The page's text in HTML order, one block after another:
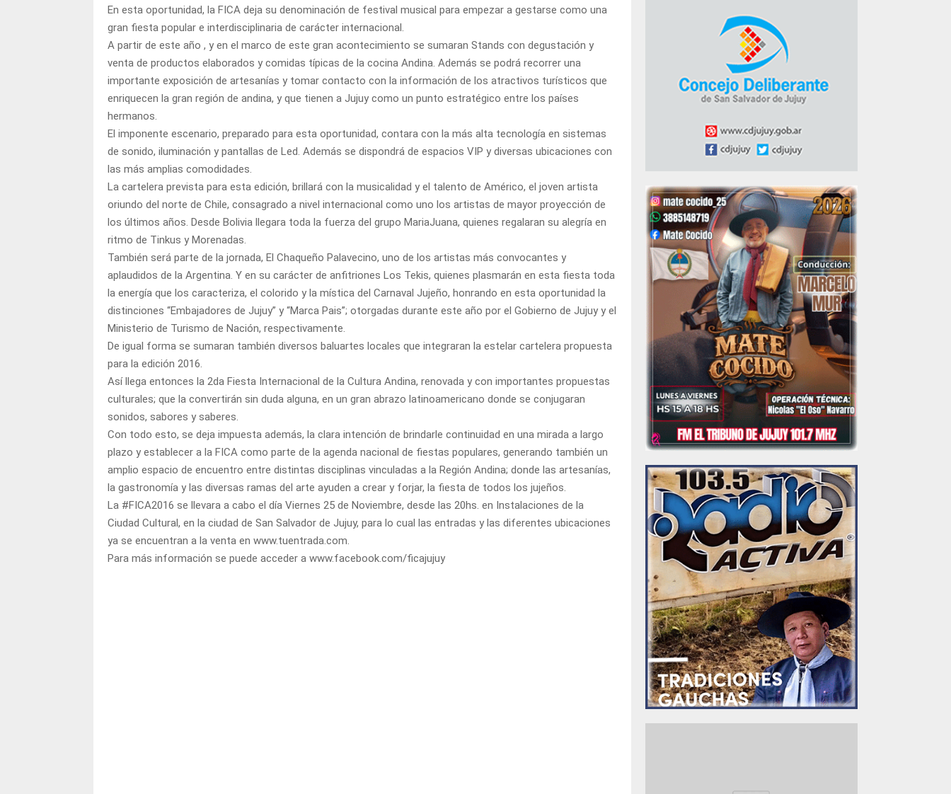
En esta oportunidad, la FICA deja su denominación de festival musical para empezar a gestarse como una
gran fiesta popular e interdisciplinaria de carácter internacional.
A partir de este año , y en el marco de este gran acontecimiento se sumaran Stands con degustación y
venta de productos elaborados y comidas típicas de la cocina Andina. Además se podrá recorrer una
importante exposición de artesanías y tomar contacto con la información de los atractivos turísticos que
enriquecen la gran región de andina, y que tienen a Jujuy como un punto estratégico entre los países
hermanos.
El imponente escenario, preparado para esta oportunidad, contara con la más alta tecnología en sistemas
de sonido, iluminación y pantallas de Led. Además se dispondrá de espacios VIP y diversas ubicaciones con
las más amplias comodidades.
La cartelera prevista para esta edición, brillará con la musicalidad y el talento de Américo, el joven artista
oriundo del norte de Chile, consagrado a nivel internacional como uno los artistas de mayor proyección de
los últimos años. Desde Bolivia llegara toda la fuerza del grupo MariaJuana, quienes regalaran su alegría en
ritmo de Tinkus y Morenadas.
También será parte de la jornada, El Chaqueño Palavecino, uno de los artistas más convocantes y
aplaudidos de la Argentina. Y en su carácter de anfitriones Los Tekis, quienes plasmarán en esta fiesta toda
la energía que los caracteriza, el colorido y la mística del Carnaval Jujeño, honrando en esta oportunidad la
distinciones “Embajadores de Jujuy” y “Marca Pais”; otorgadas durante este año por el Gobierno de Jujuy y el
Ministerio de Turismo de Nación, respectivamente.
De igual forma se sumaran también diversos baluartes locales que integraran la estelar cartelera propuesta
para la edición 2016.
Así llega entonces la 2da Fiesta Internacional de la Cultura Andina, renovada y con importantes propuestas
culturales; que la convertirán sin duda alguna, en un gran abrazo latinoamericano donde se conjugaran
sonidos, sabores y saberes.
Con todo esto, se deja impuesta además, la clara intención de brindarle continuidad en una mirada a largo
plazo y establecer a la FICA como parte de la agenda nacional de fiestas populares, generando también un
amplio espacio de encuentro entre distintas disciplinas vinculadas a la Región Andina; donde las artesanías,
la gastronomía y las diversas ramas del arte ayuden a crear y forjar, la fiesta de todos los jujeños.
La #FICA2016 se llevara a cabo el día Viernes 25 de Noviembre, desde las 20hs. en Instalaciones de la
Ciudad Cultural, en la ciudad de San Salvador de Jujuy, para lo cual las entradas y las diferentes ubicaciones
ya se encuentran a la venta en www.tuentrada.com.
Para más información se puede acceder a www.facebook.com/ficajujuy